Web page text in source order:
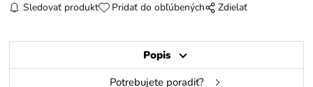
Sledovať produkt Pridať do obľúbených Zdielať
Popis
Potrebujete poradiť?